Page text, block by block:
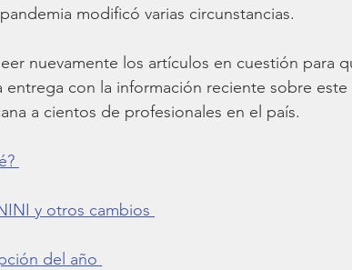
modificó varias circunstancias.
nuevamente los artículos en cuestión para
entrega con la información reciente sobre
a cientos de profesionales en el país.
y otros cambios
del año